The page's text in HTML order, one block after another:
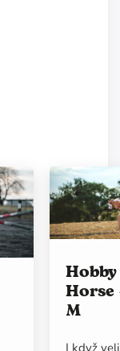
Hobby
Horse
M